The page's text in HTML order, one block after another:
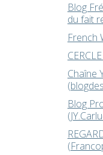
Blog
du fait
French
Chaîne
Blog